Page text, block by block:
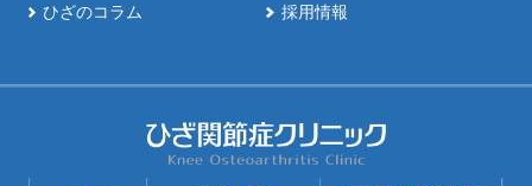
ひざのコラム 採用情報